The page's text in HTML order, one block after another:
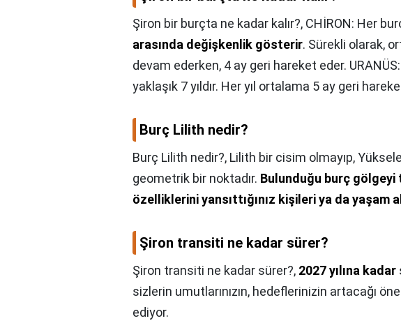
Şiron bir burçta ne kadar kalır?, CHİRON: Her
arasında değişkenlik gösterir. Sürekli olarak,
devam ederken, 4 ay geri hareket eder.
yaklaşık 7 yıldır. Her yıl ortalama 5 ay geri
Burç Lilith nedir?
Burç Lilith nedir?, Lilith bir cisim olmayıp,
geometrik bir noktadır. Bulunduğu burç gölgeyi
özelliklerini yansıttığınız kişileri ya da yaşam
Şiron transiti ne kadar sürer?
Şiron transiti ne kadar sürer?, 2027 yılına kadar
sizlerin umutlarınızın, hedeflerinizin artacağı
ediyor.